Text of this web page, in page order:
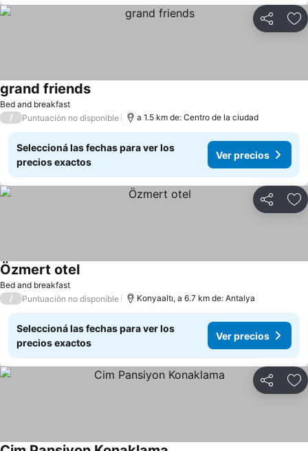
Compartir
Bed and breakfast
grand friends
/ Puntuación no disponible a 1.5 km de: Centro de la ciudad
Seleccioná las fechas para ver los
precios exactos
Ver precios
Compartir
Bed and breakfast
Özmert otel
/ Puntuación no disponible Konyaaltı, a 6.7 km de: Antalya
Seleccioná las fechas para ver los
precios exactos
Ver precios
Compartir